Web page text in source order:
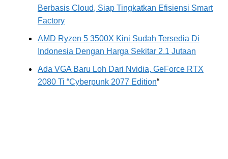
Berbasis Cloud, Siap Tingkatkan Efisiensi Smart
Factory
AMD Ryzen 5 3500X Kini Sudah Tersedia Di
Indonesia Dengan Harga Sekitar 2.1 Jutaan
Ada VGA Baru Loh Dari Nvidia, GeForce RTX
2080 Ti “Cyberpunk 2077 Edition“